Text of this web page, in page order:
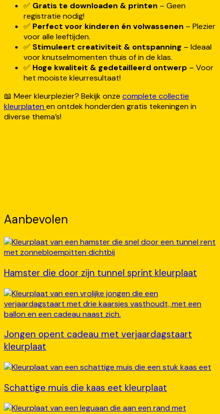
✅ Gratis te downloaden & printen – Geen
registratie nodig!
✅ Perfect voor kinderen én volwassenen – Plezier
voor alle leeftijden.
✅ Stimuleert creativiteit & ontspanning – Ideaal
voor knutselmomenten thuis of in de klas.
✅ Hoge kwaliteit & gedetailleerd ontwerp – Voor
het mooiste kleurresultaat!
📖 Meer kleurplezier? Bekijk onze complete collectie
kleurplatenen ontdek honderden gratis tekeningen in
diverse thema’s!
Aanbevolen
Hamster die door zijn tunnel sprint kleurplaat
Jongen opent cadeau met verjaardagstaart
kleurplaat
Schattige muis die kaas eet kleurplaat